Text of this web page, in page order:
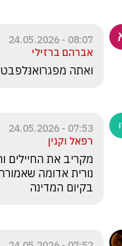
08:07 - 24.05.2026
אברהם ברזילי
ואתה מפגרואנּלפבט
07:53 - 24.05.2026
רפאל וקנין
בקיום המדינה